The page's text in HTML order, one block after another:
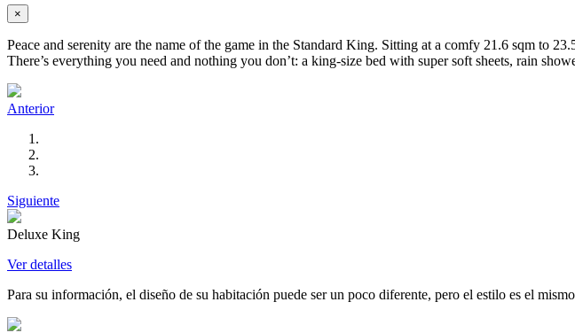
×
Peace and serenity are the name of the game in the Standard King. Sitting at a comfy 21.6 sqm to
There’s everything you need and nothing you don’t: a king-size bed with super soft sheets, rain
Anterior
Siguiente
Deluxe King
Ver detalles
Para su información, el diseño de su habitación puede ser un poco diferente, pero el estilo es el